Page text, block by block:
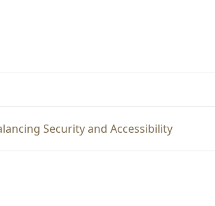
Security and Accessibility